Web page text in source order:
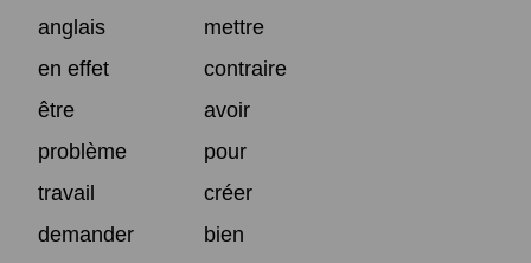
anglais
mettre
en effet
contraire
être
avoir
problème
pour
travail
créer
demander
bien